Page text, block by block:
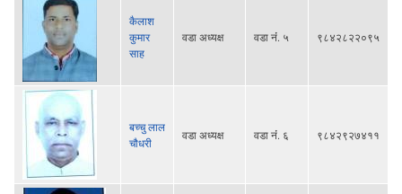
कैलाश
कुमार
साह
वडा अध्यक्ष वडा नंं. ५ ९८४२८२२०९५
बच्चु लाल
चौधरी
वडा अध्यक्ष वडा नंं. ६ ९८४२९२७४११